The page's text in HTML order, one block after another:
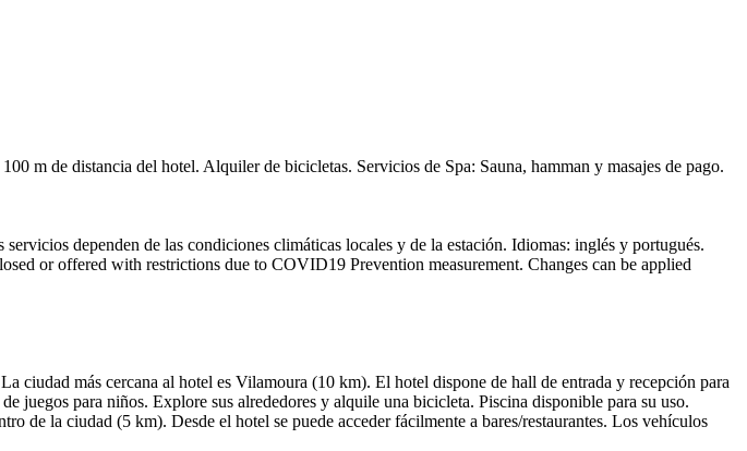
m de distancia del hotel. Alquiler de bicicletas. Servicios de Spa: Sauna, hamman y masajes de pago.
dependen de las condiciones climáticas locales y de la estación. Idiomas: inglés y portugués.
or offered with restrictions due to COVID19 Prevention measurement. Changes can be applied
más cercana al hotel es Vilamoura (10 km). El hotel dispone de hall de entrada y recepción para
juegos para niños. Explore sus alrededores y alquile una bicicleta. Piscina disponible para su uso.
de la ciudad (5 km). Desde el hotel se puede acceder fácilmente a bares/restaurantes. Los vehículos